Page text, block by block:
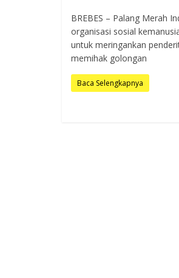
BREBES – Palang Merah
organisasi sosial
untuk meringankan
memihak golongan
Baca Selengkapnya